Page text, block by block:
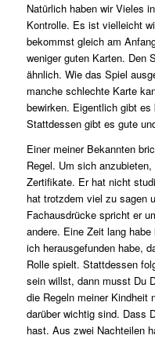
Natürlich haben wir Vieles
Kontrolle. Es ist vielleicht
bekommst gleich am
weniger guten Karten. Den
ähnlich. Wie das Spiel
manche schlechte Karte
bewirken. Eigentlich gibt
Stattdessen gibt es gute
Einer meiner Bekannten
Regel. Um sich
Zertifikate. Er hat nicht
hat trotzdem viel zu sagen
Fachausdrücke spricht er
andere. Eine Zeit lang
ich herausgefunden habe,
Rolle spielt. Stattdessen
sein willst, dann musst Du
die Regeln meiner Kindheit
darüber wichtig sind. Dass
hast. Aus zwei Nachteilen